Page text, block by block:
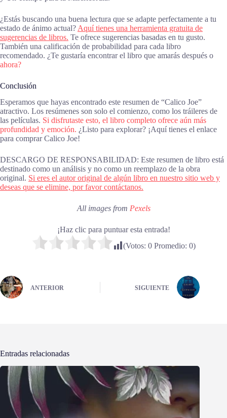
¿Estás buscando una buena lectura que se adapte perfectamente a tu
estado de ánimo actual? Aquí tienes una herramienta gratuita de
sugerencias de libros. Te ofrece sugerencias basadas en tu gusto.
También una calificación de probabilidad para cada libro
recomendado. ¿Te gustaría encontrar el libro que amarás después o
ahora?
Conclusión
Esperamos que hayas encontrado este resumen de “Calico Joe”
atractivo. Los resúmenes son solo el comienzo, como los tráileres de
las películas. Si disfrutaste esto, el libro completo ofrece aún más
profundidad y emoción. ¿Listo para explorar? ¡Aquí tienes el enlace
para comprar Calico Joe!
DESCARGO DE RESPONSABILIDAD: Este resumen de libro está
destinado como un análisis y no como un reemplazo de la obra
original. Si eres el autor original de algún libro en nuestro sitio web y
deseas que se elimine, por favor contáctanos.
All images from Pexels
¡Haz clic para puntuar esta entrada!
(Votos: 0Promedio: 0)
ANTERIOR SIGUIENTE
Entradas relacionadas